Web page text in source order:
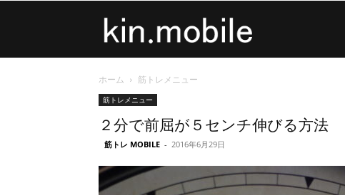
ホーム 筋トレメニュー
筋トレメニュー
２分で前屈が５センチ伸びる方法
筋トレ MOBILE - 2016年6月29日